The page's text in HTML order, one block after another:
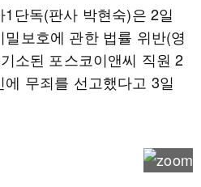
단독(판사 박현숙)은 2일
보호에 관한 법률 위반(영
소된 포스코이앤씨 직원 2
무죄를 선고했다고 3일